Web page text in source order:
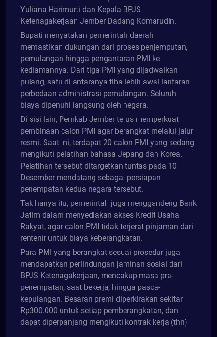
Yuliana Harimurti dan Kepala BPJS
Ketenagakerjaan Jember Dadang Komarudin.
Bupati menyatakan pemerintah daerah
memastikan dukungan dari proses penjemputan,
pemulangan hingga pengantaran PMI ke
kediamannya. Dari tiga PMI yang dijadwalkan
pulang, satu di antaranya tiba lebih awal lantaran
perbedaan administrasi pemulangan. Seluruh
biaya dipenuhi langsung oleh negara.
Di sisi lain, Pemkab Jember terus memperkuat
pembinaan calon PMI agar berangkat melalui jalur
resmi. Saat ini, terdapat 20 calon PMI yang sedang
mengikuti pelatihan bahasa Jepang dan Korea.
Pelatihan tersebut ditargetkan tuntas pada 10
Desember mendatang sebagai persiapan
penempatan kedua negara tersebut.
Tak hanya itu, pemerintah juga menggandeng Bank
Jatim dalam menyediakan akses Kredit Usaha
Rakyat, agar calon PMI tidak terjerat pinjaman dari
rentenir untuk biaya keberangkatan.
Para PMI yang berangkat sesuai prosedur juga
mendapatkan perlindungan jaminan sosial dari
BPJS Ketenagakerjaan, mencakup masa pra-
penempatan, saat bekerja, hingga pasca-
kepulangan. Besaran premi diperkirakan sekitar
Rp300.000 untuk setiap pemberangkatan, dan
dapat diperpanjang mengikuti kontrak kerja.(thn)